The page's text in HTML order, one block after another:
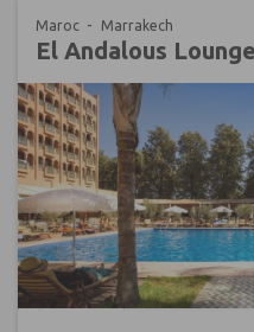
Maroc
Marrakech
El Andalous